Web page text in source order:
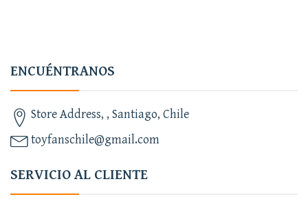
ENCUÉNTRANOS
Store Address, , Santiago, Chile
toyfanschile@gmail.com
SERVICIO AL CLIENTE